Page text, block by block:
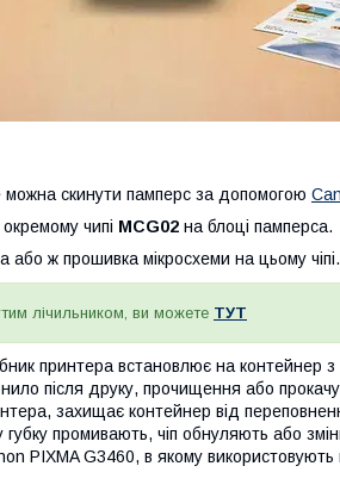
скинути памперс за допомогою
чипі MCG02 на блоці памперса.
ж прошивка мікросхеми на цьому чіпі.
лічильником, ви можете ТУТ
принтера встановлює на контейнер
після друку, прочищення або
захищає контейнер від
губку промивають, чіп обнуляють або
PIXMA G3460, в якому